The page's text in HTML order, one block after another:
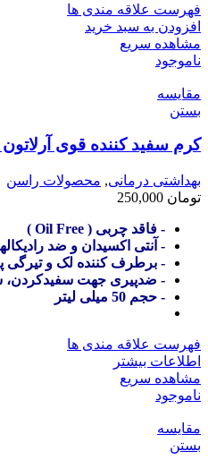
فهرست علاقه مندی ها
افزودن به سبد خرید
مشاهده سریع
ناموجود
مقایسه
بستن
کرم سفید کننده قوی
بهداشتی درمانی, محصولات راسن
تومان
- فاقد چربی ( Oil Free )
- آنتی اکسیدان و ضد
- برطرف کننده لک و تیرگی
- ضدپیری جهت سفیدکردن،
- حجم 50 میلی لیتر
فهرست علاقه مندی ها
اطلاعات بیشتر
مشاهده سریع
ناموجود
مقایسه
بستن